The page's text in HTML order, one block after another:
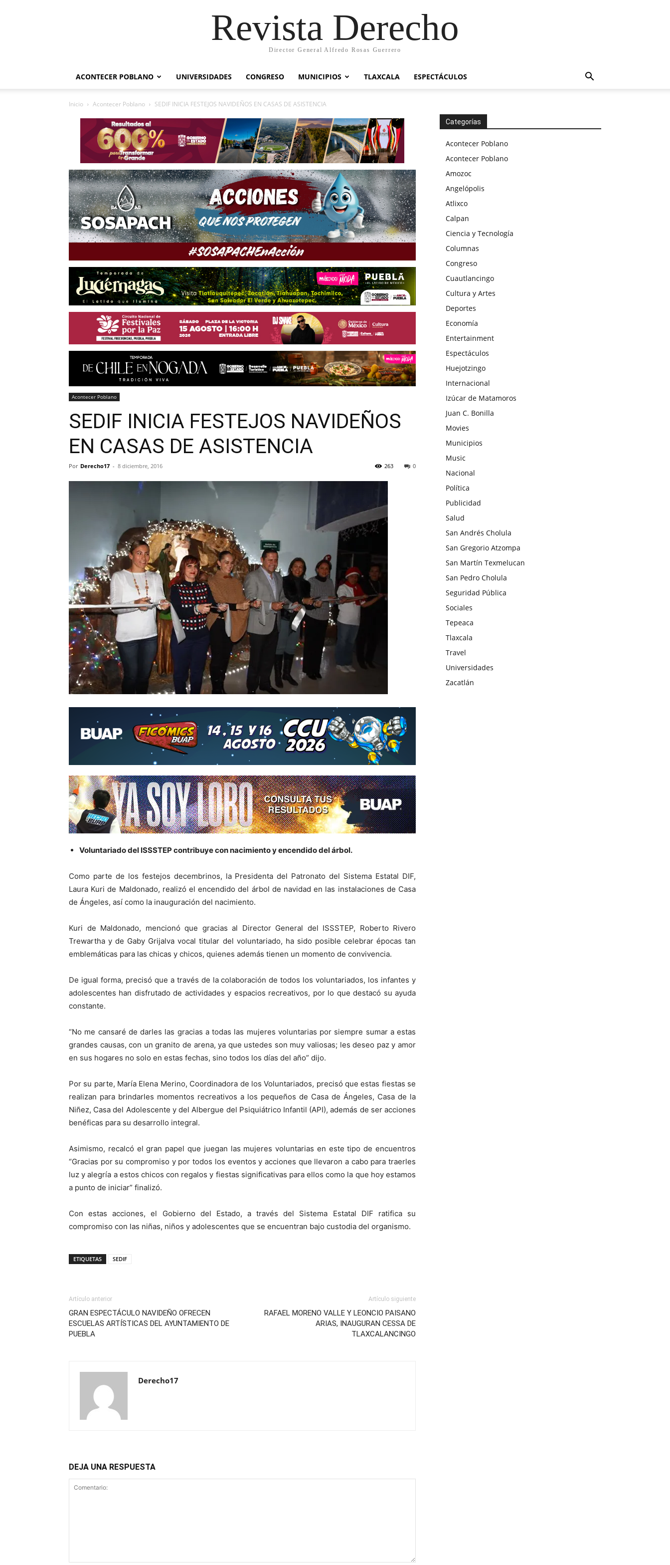
Revista Derecho
Director General Alfredo Rosas Guerrero
ACONTECER POBLANO UNIVERSIDADES CONGRESO MUNICIPIOS TLAXCALA ESPECTÁCULOS
Inicio Acontecer Poblano SEDIF INICIA FESTEJOS NAVIDEÑOS EN CASAS DE ASISTENCIA
Acontecer Poblano
SEDIF INICIA FESTEJOS NAVIDEÑOS
EN CASAS DE ASISTENCIA
Por Derecho17 - 8 diciembre, 2016 0
263
Voluntariado del ISSSTEP contribuye con nacimiento y encendido del árbol.
Como parte de los festejos decembrinos, la Presidenta del Patronato del Sistema Estatal DIF,
Laura Kuri de Maldonado, realizó el encendido del árbol de navidad en las instalaciones de Casa
de Ángeles, así como la inauguración del nacimiento.
Kuri de Maldonado, mencionó que gracias al Director General del ISSSTEP, Roberto Rivero
Trewartha y de Gaby Grijalva vocal titular del voluntariado, ha sido posible celebrar épocas tan
emblemáticas para las chicas y chicos, quienes además tienen un momento de convivencia.
De igual forma, precisó que a través de la colaboración de todos los voluntariados, los infantes y
adolescentes han disfrutado de actividades y espacios recreativos, por lo que destacó su ayuda
constante.
“No me cansaré de darles las gracias a todas las mujeres voluntarias por siempre sumar a estas
grandes causas, con un granito de arena, ya que ustedes son muy valiosas; les deseo paz y amor
en sus hogares no solo en estas fechas, sino todos los días del año” dijo.
Por su parte, María Elena Merino, Coordinadora de los Voluntariados, precisó que estas fiestas se
realizan para brindarles momentos recreativos a los pequeños de Casa de Ángeles, Casa de la
Niñez, Casa del Adolescente y del Albergue del Psiquiátrico Infantil (API), además de ser acciones
benéficas para su desarrollo integral.
Asimismo, recalcó el gran papel que juegan las mujeres voluntarias en este tipo de encuentros
“Gracias por su compromiso y por todos los eventos y acciones que llevaron a cabo para traerles
luz y alegría a estos chicos con regalos y fiestas significativas para ellos como la que hoy estamos
a punto de iniciar” finalizó.
Con estas acciones, el Gobierno del Estado, a través del Sistema Estatal DIF ratifica su
compromiso con las niñas, niños y adolescentes que se encuentran bajo custodia del organismo.
ETIQUETAS SEDIF
Artículo anterior
GRAN ESPECTÁCULO NAVIDEÑO OFRECEN
ESCUELAS ARTÍSTICAS DEL AYUNTAMIENTO DE
PUEBLA
Artículo siguiente
RAFAEL MORENO VALLE Y LEONCIO PAISANO
ARIAS, INAUGURAN CESSA DE
TLAXCALANCINGO
Derecho17
DEJA UNA RESPUESTA
Categorías
Acontecer Poblano
Acontecer Poblano
Amozoc
Angelópolis
Atlixco
Calpan
Ciencia y Tecnología
Columnas
Congreso
Cuautlancingo
Cultura y Artes
Deportes
Economía
Entertainment
Espectáculos
Huejotzingo
Internacional
Izúcar de Matamoros
Juan C. Bonilla
Movies
Municipios
Music
Nacional
Política
Publicidad
Salud
San Andrés Cholula
San Gregorio Atzompa
San Martín Texmelucan
San Pedro Cholula
Seguridad Pública
Sociales
Tepeaca
Tlaxcala
Travel
Universidades
Zacatlán